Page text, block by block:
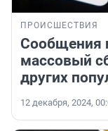
ПРОИСШЕСТВИЯ
Сообщения
массовый
других
12 декабря, 2024,